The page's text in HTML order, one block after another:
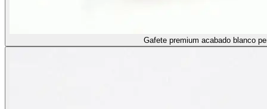
Gafete premium acabado blanco